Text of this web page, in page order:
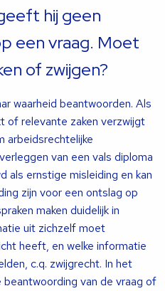
hij geen
een vraag. Moet
of zwijgen?
waarheid beantwoorden. Als
of relevante zaken verzwijgt
arbeidsrechtelijke
van een vals diploma
als ernstige misleiding en kan
zijn voor een ontslag op
maken duidelijk in
uit zichzelf moet
heeft, en welke informatie
c.q. zwijgrecht. In het
van de vraag of